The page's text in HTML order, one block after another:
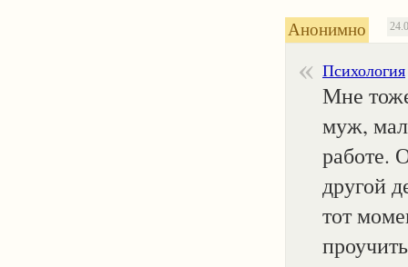
Анонимно
Психология
Мне
муж,
работе.
другой
тот